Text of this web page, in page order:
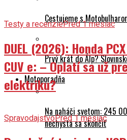
Cestujeme s
Prvý krát do Álp?
Motoporadňa
Na naháči svetom: 245
nechystá sa skončiť
Testy a recenziePred 1 mesiac
DUEL (2026): Honda
CUV e: – Oplatí sa už
elektriku?
SpravodajstvoPred 1 mesiac